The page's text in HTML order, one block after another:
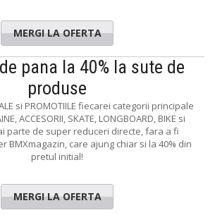
MERGI LA OFERTA
pana la 40% la sute de
produse
si PROMOTIILE fiecarei categorii principale
ACCESORII, SKATE, LONGBOARD, BIKE si
ai parte de super reduceri directe, fara a fi
BMXmagazin, care ajung chiar si la 40% din
pretul initial!
MERGI LA OFERTA